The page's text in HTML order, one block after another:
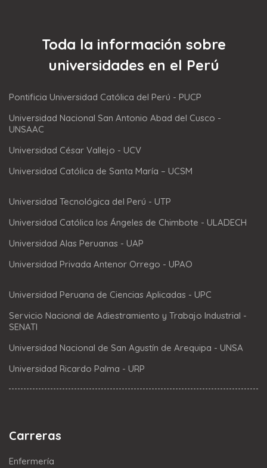
Toda la información sobre
universidades en el Perú
Pontificia Universidad Católica del Perú - PUCP
Universidad Nacional San Antonio Abad del Cusco -
UNSAAC
Universidad César Vallejo - UCV
Universidad Católica de Santa María – UCSM
Universidad Tecnológica del Perú - UTP
Universidad Católica los Ángeles de Chimbote - ULADECH
Universidad Alas Peruanas - UAP
Universidad Privada Antenor Orrego - UPAO
Universidad Peruana de Ciencias Aplicadas - UPC
Servicio Nacional de Adiestramiento y Trabajo Industrial -
SENATI
Universidad Nacional de San Agustín de Arequipa - UNSA
Universidad Ricardo Palma - URP
Carreras
Enfermería